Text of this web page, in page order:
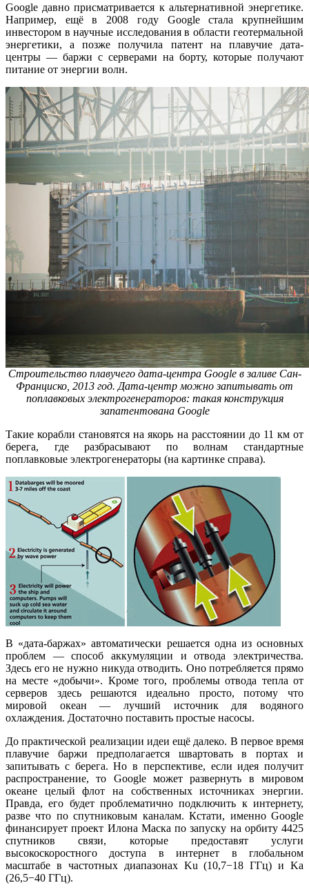
Google давно присматривается к альтернативной энергетике.
Например, ещё в 2008 году Google стала крупнейшим
инвестором в научные исследования в области геотермальной
энергетики, а позже получила патент на плавучие дата-
центры — баржи с серверами на борту, которые получают
питание от энергии волн.
Строительство плавучего дата-центра Google в заливе Сан-
Франциско, 2013 год. Дата-центр можно запитывать от
поплавковых электрогенераторов: такая конструкция
запатентована Google
Такие корабли становятся на якорь на расстоянии до 11 км от
берега, где разбрасывают по волнам стандартные
поплавковые электрогенераторы (на картинке справа).
В «дата-баржах» автоматически решается одна из основных
проблем — способ аккумуляции и отвода электричества.
Здесь его не нужно никуда отводить. Оно потребляется прямо
на месте «добычи». Кроме того, проблемы отвода тепла от
серверов здесь решаются идеально просто, потому что
мировой океан — лучший источник для водяного
охлаждения. Достаточно поставить простые насосы.
До практической реализации идеи ещё далеко. В первое время
плавучие баржи предполагается швартовать в портах и
запитывать с берега. Но в перспективе, если идея получит
распространение, то Google может развернуть в мировом
океане целый флот на собственных источниках энергии.
Правда, его будет проблематично подключить к интернету,
разве что по спутниковым каналам. Кстати, именно Google
финансирует проект Илона Маска по запуску на орбиту 4425
спутников связи, которые предоставят услуги
высокоскоростного доступа в интернет в глобальном
масштабе в частотных диапазонах Ku (10,7−18 ГГц) и Ka
(26,5−40 ГГц).